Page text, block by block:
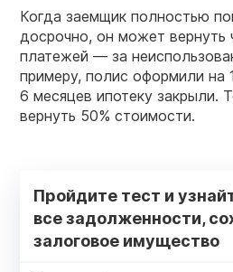
Когда заемщик полностью
досрочно, он может вернуть
платежей — за
примеру, полис оформили на
6 месяцев ипотеку закрыли.
вернуть 50% стоимости.
Пройдите тест и
все задолженности,
залоговое имущество